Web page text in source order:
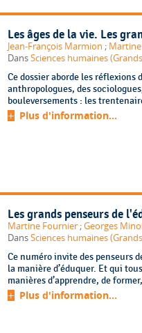
Les âges de la vie. Les
Jean-François Marmion ;
DansSciences humaines
Ce dossier aborde les réflexions
anthropologues, des
bouleversements : les
Plus d'information...
Les grands penseurs de
Martine Fournier;Georges
DansSciences humaines
Ce numéro invite des penseurs
la manière d’éduquer. Et qui
manières d’apprendre, de
Plus d'information...